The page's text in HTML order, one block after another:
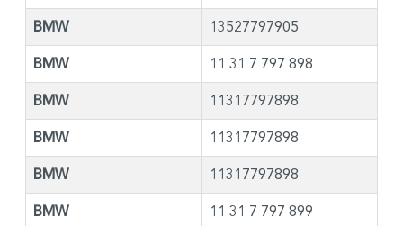
BMW 13527797905
BMW 11 31 7 797 898
BMW 11317797898
BMW 11317797898
BMW 11317797898
BMW 11 31 7 797 899